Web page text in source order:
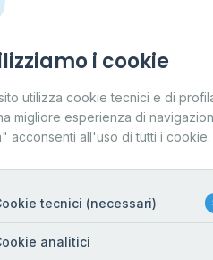
Contatti
Per gestori
Informazioni legali
Privacy Policy
i cookie
utilizza cookie tecnici e di
migliore esperienza di
acconsenti all'uso di tutti i cookie.
tecnici (necessari)
analitici